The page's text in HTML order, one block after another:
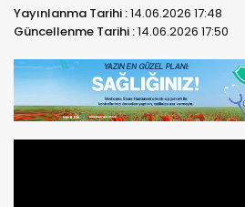
Yayınlanma Tarihi :14.06.2026 17:48
Güncellenme Tarihi :14.06.2026 17:50